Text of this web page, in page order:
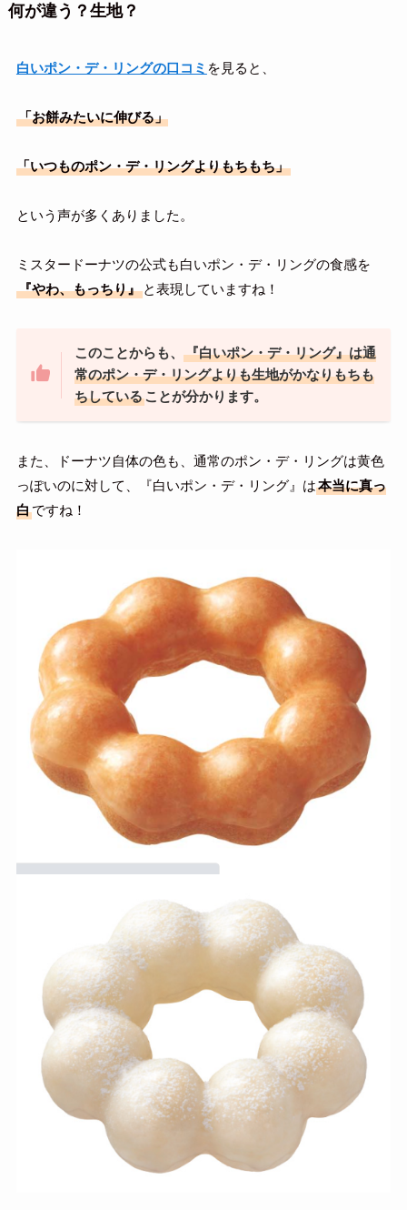
何が違う？生地？
白いポン・デ・リングの口コミ を見ると、
「お餅みたいに伸びる」
「いつものポン・デ・リングよりもちもち」
という声が多くありました。
ミスタードーナツの公式も白いポン・デ・リングの食感を
『やわ、もっちり』と表現していますね！
このことからも、
『白いポン・デ・リング』は通
常のポン・デ・リングよりも生地がかなりもちも
ちしていることが分かります。
また、ドーナツ自体の色も、通常のポン・デ・リングは黄色
っぽいのに対して、『白いポン・デ・リング』は本当に真っ
白ですね！